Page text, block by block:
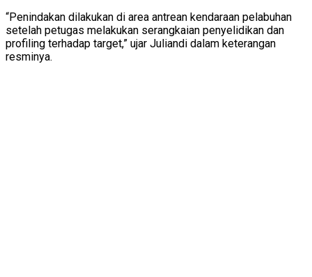
“Penindakan dilakukan di area antrean kendaraan pelabuhan
setelah petugas melakukan serangkaian penyelidikan dan
profiling terhadap target,” ujar Juliandi dalam keterangan
resminya.